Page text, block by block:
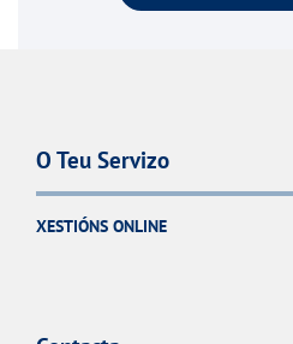
O Teu Servizo
XESTIÓNS ONLINE